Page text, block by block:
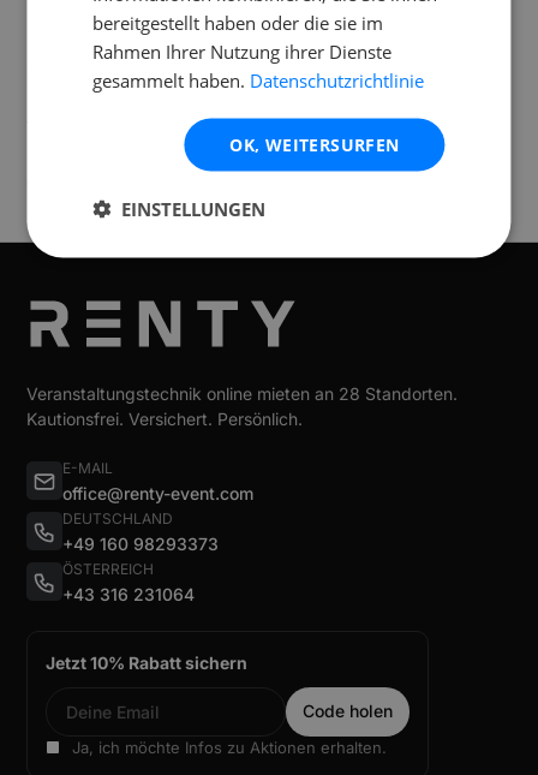
Standorte
Verfügbar an folgenden Standorten
Veranstaltungstechnik online mieten an 28 Standorten.
Kautionsfrei. Versichert. Persönlich.
E-MAIL
office@renty-event.com
DEUTSCHLAND
+49 160 98293373
ÖSTERREICH
+43 316 231064
Jetzt 10% Rabatt sichern
Ja, ich möchte Infos zu Aktionen erhalten.
bereitgestellt haben oder die sie im
Rahmen Ihrer Nutzung ihrer Dienste
gesammelt haben. Datenschutzrichtlinie
OK, WEITERSURFEN
EINSTELLUNGEN